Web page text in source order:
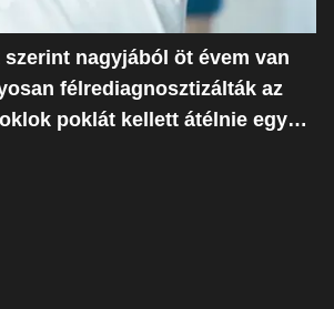
szerint nagyjából öt évem van
félrediagnosztizálták az
poklát kellett átélnie egy